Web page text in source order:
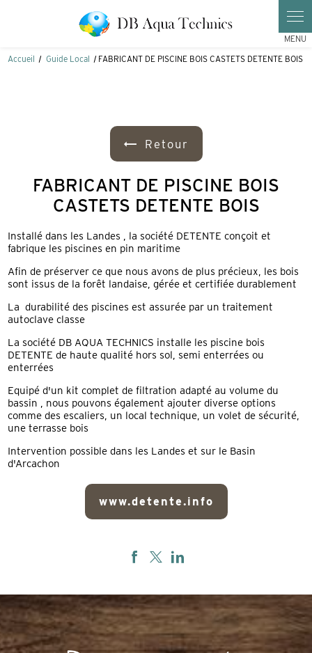
Accueil Guide Local FABRICANT DE PISCINE BOIS CASTETS DETENTE BOIS
Retour
FABRICANT DE PISCINE BOIS
CASTETS DETENTE BOIS
Installé dans les Landes , la société DETENTE conçoit et
fabrique les piscines en pin maritime
Afin de préserver ce que nous avons de plus précieux, les bois
sont issus de la forêt landaise, gérée et certifiée durablement
La durabilité des piscines est assurée par un traitement
autoclave classe
La société DB AQUA TECHNICS installe les piscine bois
DETENTE de haute qualité hors sol, semi enterrées ou
enterrées
Equipé d'un kit complet de filtration adapté au volume du
bassin , nous pouvons également ajouter diverse options
comme des escaliers, un local technique, un volet de sécurité,
une terrasse bois
Intervention possible dans les Landes et sur le Basin
d'Arcachon
www.detente.info